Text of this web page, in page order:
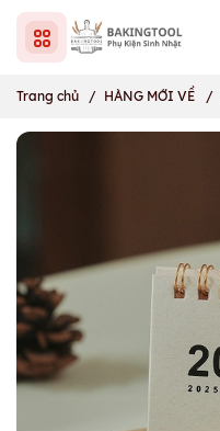
Trang chủ / HÀNG MỚI VỀ /